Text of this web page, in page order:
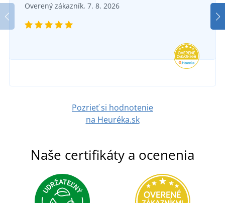
Overený zákazník, 7. 8. 2026
Pozrieť si hodnotenie
na Heuréka.sk
Naše certifikáty a ocenenia